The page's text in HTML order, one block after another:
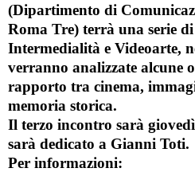
(Dipartimento di
Roma Tre) terrà una serie
Intermedialità e Videoarte,
verranno analizzate alcune
rapporto tra cinema,
memoria storica.
Il terzo incontro sarà
sarà dedicato a Gianni Toti.
Per informazioni: